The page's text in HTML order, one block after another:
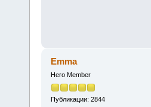
Emma
Hero Member
Публикации: 2844